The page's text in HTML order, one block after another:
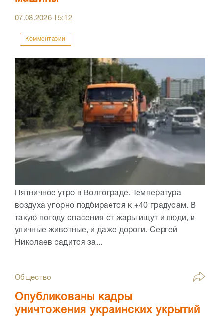
07.08.2026 15:12
Комментарии
Пятничное утро в Волгограде. Температура
воздуха упорно подбирается к +40 градусам. В
такую погоду спасения от жары ищут и люди, и
уличные животные, и даже дороги. Сергей
Николаев садится за...
Общество
Опубликованы кадры
уничтожения украинских укрытий